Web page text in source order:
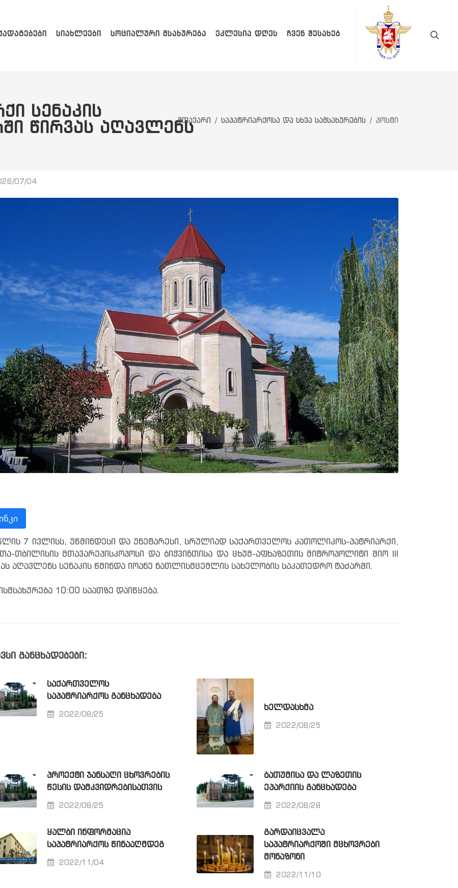
ᲡᲘᲐᲮᲚᲔᲔᲑᲘ ᲡᲝᲪᲘᲐᲚᲣᲠᲘ ᲛᲡᲐᲮᲣᲠᲔᲑᲐ ᲔᲙᲚᲔᲡᲘᲐ ᲓᲦᲔᲡ ᲩᲕᲔᲜ ᲨᲔᲡᲐᲮᲔᲑ
ᲡᲔᲜᲐᲙᲘᲡ
ᲬᲘᲠᲕᲐᲡ ᲐᲦᲐᲕᲚᲔᲜᲡმთავარი საპატრიარქოსა და სხვა სამსახურების პოსტი
07/04
7 ივლისს, უწმინდესი და უნეტარესი, სრულიად საქართველოს კათოლიკოს-პატრიარქი,
თბილისის მთავარეპისკოპოსი და ბიჭვინთისა და ცხუმ-აფხაზეთის მიტროპოლიტი შიო III
აღავლენს სენაკის წმინდა იოანე ნათლისმცემლის სახელობის საკათედრო ტაძარში.
10:00 საათზე დაიწყება.
განცხადებები:
ᲡᲐᲥᲐᲠᲗᲕᲔᲚᲝᲡ
ᲡᲐᲞᲐᲢᲠᲘᲐᲠᲥᲝᲡ ᲒᲐᲜᲪᲮᲐᲓᲔᲑᲐ
2022/08/25
ᲮᲔᲚᲓᲐᲡᲮᲛᲐ
2022/08/25
ᲞᲠᲝᲔᲥᲢᲘ ᲯᲐᲜᲡᲐᲦᲘ ᲪᲮᲝᲕᲠᲔᲑᲘᲡ
ᲬᲔᲡᲘᲡ ᲓᲐᲛᲙᲕᲘᲓᲠᲔᲑᲘᲡᲐᲗᲕᲘᲡ
2022/08/25
ᲑᲐᲗᲣᲛᲘᲡᲐ ᲓᲐ ᲚᲐᲖᲔᲗᲘᲡ
ᲔᲞᲐᲠᲥᲘᲘᲡ ᲒᲐᲜᲪᲮᲐᲓᲔᲑᲐ
2022/08/28
ᲧᲐᲚᲑᲘ ᲘᲜᲤᲝᲠᲛᲐᲪᲘᲐ
ᲡᲐᲞᲐᲢᲠᲘᲐᲠᲥᲝᲡ ᲬᲘᲜᲐᲐᲦᲛᲓᲔᲒ
2022/11/04
ᲒᲐᲠᲓᲐᲘᲪᲕᲐᲚᲐ
ᲡᲐᲞᲐᲢᲠᲘᲐᲠᲥᲝᲨᲘ ᲛᲪᲮᲝᲕᲠᲔᲑᲘ
ᲛᲝᲜᲐᲖᲝᲜᲘ
2022/11/10